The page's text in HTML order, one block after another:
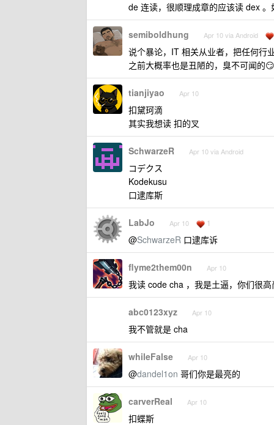
de 连读，很顺理成章的应该读 dex
semiboldhung Apr 10 via Android
说个暴论，IT 相关从业者，把任何行
之前大概率也是丑陋的，臭不可闻的😏
tianjiyao Apr 10
扣黛珂滴
其实我想读 扣的叉
SchwarzeR Apr 10 via Android
コデクス
Kodekusu
口逮库斯
LabJo Apr 10 1
@SchwarzeR 口逮库诉
flyme2them00n Apr 10
我读 code cha ，我是土逼，你们很高
abc0123xyz Apr 10
我不管就是 cha
whileFalse Apr 10
@dandel1on 哥们你是最亮的
carverReal Apr 10
扣蝶斯